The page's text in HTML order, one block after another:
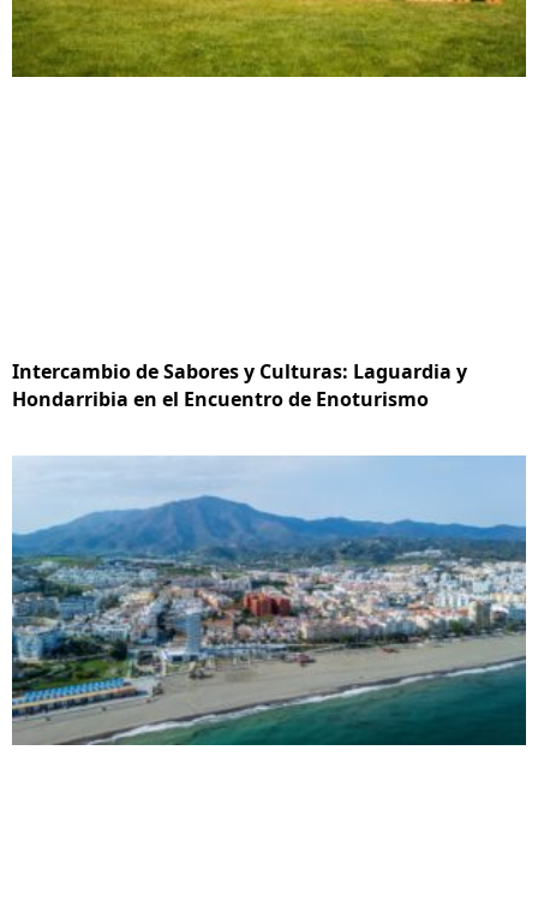
Intercambio de Sabores y Culturas: Laguardia y
Hondarribia en el Encuentro de Enoturismo